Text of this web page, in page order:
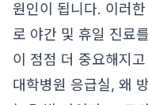
원인이 됩니다. 이러
로 야간 및 휴일 진료
이 점점 더 중요해지
대학병원 응급실, 왜